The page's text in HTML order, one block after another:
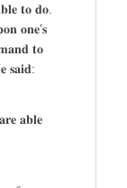
𝐭𝐨 𝐝𝐨.
𝐨𝐧𝐞’𝐬
𝐭𝐨
𝐬𝐚𝐢𝐝:
𝐚𝐛𝐥𝐞